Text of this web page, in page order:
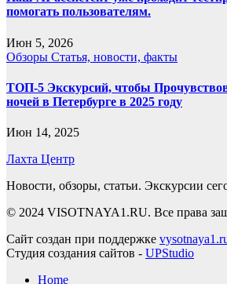
помогать пользователям.
Июн 5, 2026
Обзоры Статья, новости, факты
ТОП-5 Экскурсий, чтобы
ночей в Петербурге в 2025 году
Июн 14, 2025
Лахта Центр
Новости, обзоры, статьи. Экскурсии
© 2024 VISOTNAYA1.RU. Все права
Сайт создан при поддержке
Студия создания сайтов - UPStudio
Home